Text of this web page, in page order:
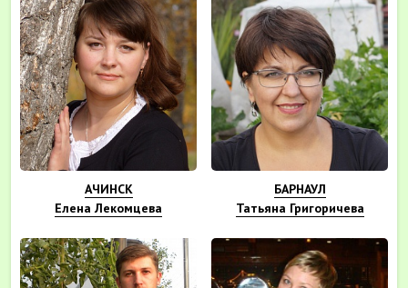
АЧИНСК
Елена Лекомцева
БАРНАУЛ
Татьяна Григоричева